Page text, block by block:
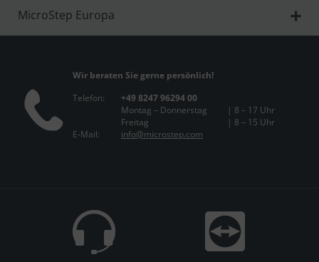
MicroStep Europa
Wir beraten Sie gerne persönlich!
Telefon:
+49 8247 96294 00
Montag – Donnerstag
| 8 – 17 Uhr
Freitag
| 8 – 15 Uhr
E-Mail:
info@microstep.com